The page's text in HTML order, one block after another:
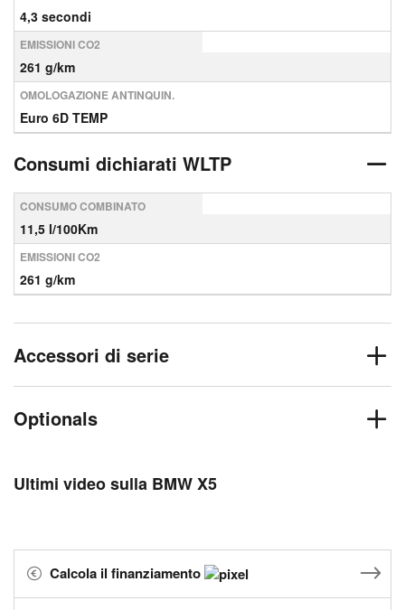
4,3 secondi
EMISSIONI CO2
261 g/km
OMOLOGAZIONE ANTINQUIN.
Euro 6D TEMP
Consumi dichiarati WLTP
CONSUMO COMBINATO
11,5 l/100Km
EMISSIONI CO2
261 g/km
Accessori di serie
Optionals
Ultimi video sulla BMW X5
Calcola il finanziamento